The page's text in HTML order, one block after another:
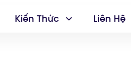
Kiến Thức Liên Hệ